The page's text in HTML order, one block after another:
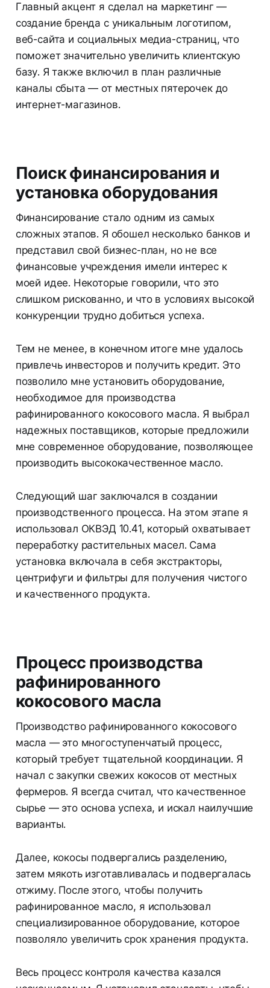
Главный акцент я сделал на маркетинг —
создание бренда с уникальным логотипом,
веб-сайта и социальных медиа-страниц, что
поможет значительно увеличить клиентскую
базу. Я также включил в план различные
каналы сбыта — от местных пятерочек до
интернет-магазинов.
Поиск финансирования и
установка оборудования
Финансирование стало одним из самых
сложных этапов. Я обошел несколько банков и
представил свой бизнес-план, но не все
финансовые учреждения имели интерес к
моей идее. Некоторые говорили, что это
слишком рискованно, и что в условиях высокой
конкуренции трудно добиться успеха.
Тем не менее, в конечном итоге мне удалось
привлечь инвесторов и получить кредит. Это
позволило мне установить оборудование,
необходимое для производства
рафинированного кокосового масла. Я выбрал
надежных поставщиков, которые предложили
мне современное оборудование, позволяющее
производить высококачественное масло.
Следующий шаг заключался в создании
производственного процесса. На этом этапе я
использовал ОКВЭД 10.41, который охватывает
переработку растительных масел. Сама
установка включала в себя экстракторы,
центрифуги и фильтры для получения чистого
и качественного продукта.
Процесс производства
рафинированного
кокосового масла
Производство рафинированного кокосового
масла — это многоступенчатый процесс,
который требует тщательной координации. Я
начал с закупки свежих кокосов от местных
фермеров. Я всегда считал, что качественное
сырье — это основа успеха, и искал наилучшие
варианты.
Далее, кокосы подвергались разделению,
затем мякоть изготавливалась и подвергалась
отжиму. После этого, чтобы получить
рафинированное масло, я использовал
специализированное оборудование, которое
позволяло увеличить срок хранения продукта.
Весь процесс контроля качества казался